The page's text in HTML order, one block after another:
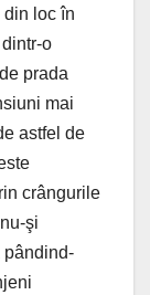
din loc în
o
prada
mai
astfel de
crângurile
şi
pândind-